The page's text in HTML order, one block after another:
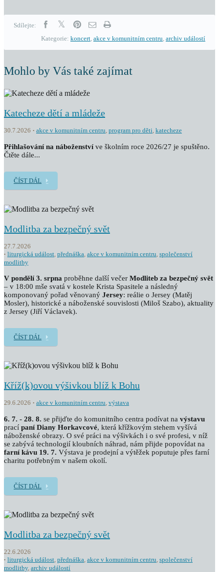
Sdílejte:
Kategorie: koncert, akce v komunitním centru, archiv událostí
Mohlo by Vás také zajímat
Katecheze dětí a mládeže
30.7.2026 akce v komunitním centru, program pro děti, katecheze
Přihlašování na náboženstvíve školním roce 2026/27 je spuštěno.
Čtěte dále...
ČÍST DÁL
Modlitba za bezpečný svět
27.7.2026
liturgická událost, přednáška, akce v komunitním centru, společenství
modlitby
V pondělí 3. srpna proběhne další večer Modliteb za bezpečný svět
– v 18:00 mše svatá v kostele Krista Spasitele a následný
komponovaný pořad věnovaný Jersey: reálie o Jersey (Matěj
Mosler), historické a náboženské souvislosti (Miloš Szabo), aktuality
z Jersey (Jiří Václavek).
ČÍST DÁL
Kříž(k)ovou výšivkou blíž k Bohu
29.6.2026 akce v komunitním centru, výstava
6. 7. - 28. 8. se přijďte do komunitního centra podívat na výstavu
prací paní Diany Horkavcové, která křížkovým stehem vyšívá
náboženské obrazy. O své práci na výšivkách i o své profesi, v níž
se zabývá technologií kloubních náhrad, nám přijde popovídat na
farní kávu 19. 7. Výstava je prodejní a výtěžek poputuje přes farní
charitu potřebným v našem okolí.
ČÍST DÁL
Modlitba za bezpečný svět
22.6.2026
liturgická událost, přednáška, akce v komunitním centru, společenství
modlitby, archiv událostí